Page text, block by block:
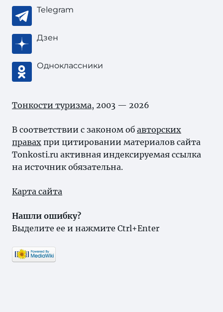
Telegram
Дзен
Одноклассники
Тонкости туризма, 2003 — 2026
В соответствии с законом об авторских
правах при цитировании материалов сайта
Tonkosti.ru активная индексируемая ссылка
на источник обязательна.
Карта сайта
Нашли ошибку?
Выделите ее и нажмите Ctrl+Enter